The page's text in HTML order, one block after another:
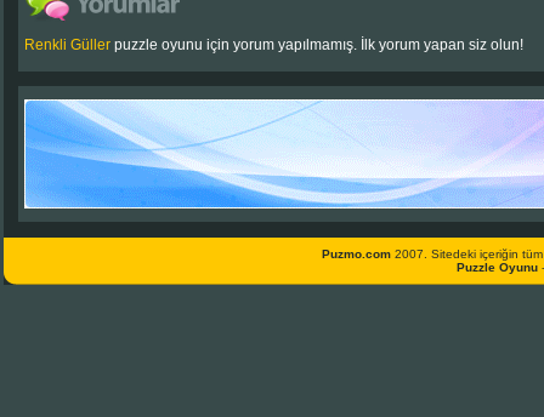
Renkli Güller puzzle oyunu için yorum yapılmamış. İlk yorum yapan siz olun!
Puzmo.com2007. Sitedeki içeriğin tüm
Puzzle Oyunu